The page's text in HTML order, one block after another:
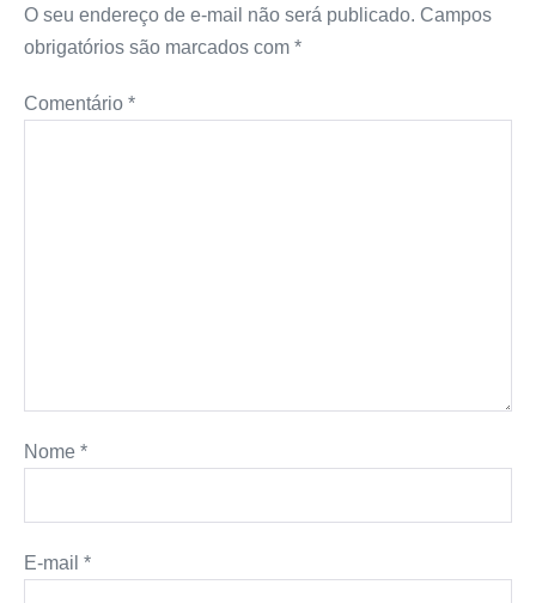
O seu endereço de e-mail não será publicado. Campos
obrigatórios são marcados com *
Comentário *
Nome *
E-mail *